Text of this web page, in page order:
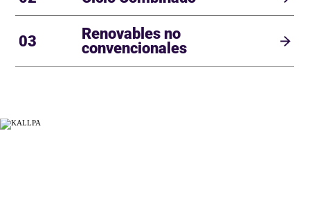
03
Renovables no
convencionales